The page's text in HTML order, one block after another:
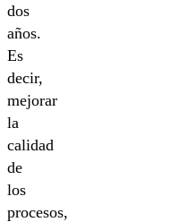
dos
años.
Es
decir,
mejorar
la
calidad
de
los
procesos,